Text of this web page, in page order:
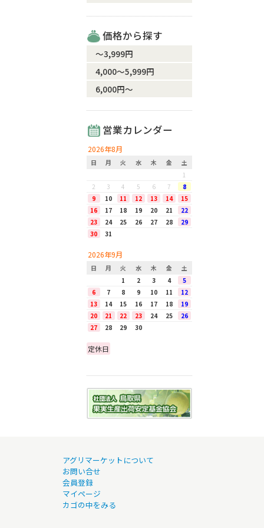
価格から探す
〜3,999円
4,000〜5,999円
6,000円〜
営業カレンダー
2026年8月
日 月 火 水 木 金
土
1
2
3 4 5 6 7
8
9
10 11 12 13 14
15
16
17 18 19 20 21
22
23
24 25 26 27 28
29
30
31
2026年9月
日 月 火 水 木 金
土
1
2 3 4
5
6
7 8 9 10 11
12
13
14 15 16 17 18
19
20
21 22 23 24 25
26
27
28 29 30
定休日
アグリマーケットについて
お問い合せ
会員登録
マイページ
カゴの中をみる